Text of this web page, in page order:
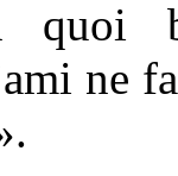
quoi
ne